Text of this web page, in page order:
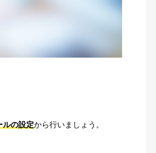
ルの設定から行いましょう。